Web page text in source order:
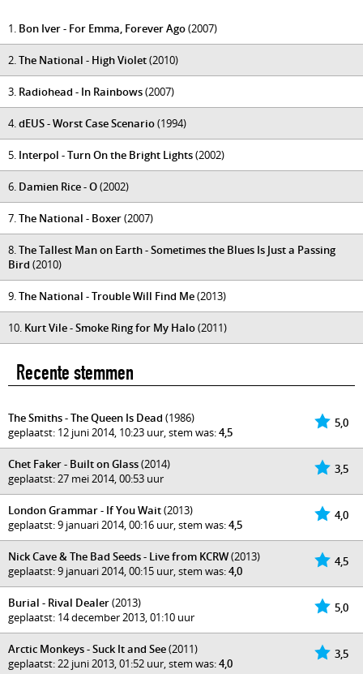
1. Bon Iver - For Emma, Forever Ago(2007)
2.The National - High Violet(2010)
3. Radiohead - In Rainbows(2007)
4.dEUS - Worst Case Scenario(1994)
5. Interpol - Turn On the Bright Lights(2002)
6. Damien Rice - O(2002)
7.The National - Boxer(2007)
8.The Tallest Man on Earth - Sometimes the Blues Is Just a Passing
Bird (2010)
9.The National - Trouble Will Find Me(2013)
10. Kurt Vile - Smoke Ring for My Halo(2011)
Recente stemmen
5,0
The Smiths - The Queen Is Dead (1986)
geplaatst: 12 juni 2014, 10:23 uur, stem was:4,5
3,5
Chet Faker - Built on Glass(2014)
geplaatst: 27 mei 2014, 00:53 uur
4,0
London Grammar - If You Wait(2013)
geplaatst: 9 januari 2014, 00:16 uur, stem was:4,5
4,5
Nick Cave & The Bad Seeds - Live from KCRW(2013)
geplaatst: 9 januari 2014, 00:15 uur, stem was:4,0
5,0
Burial - Rival Dealer(2013)
geplaatst: 14 december 2013, 01:10 uur
3,5
Arctic Monkeys - Suck It and See(2011)
geplaatst: 22 juni 2013, 01:52 uur, stem was:4,0